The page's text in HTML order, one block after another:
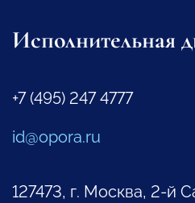
Исполнительная
+7 (495) 247 4777
id@opora.ru
127473, г. Москва, 2-й